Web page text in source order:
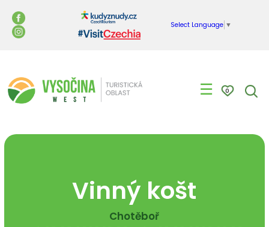
Select Language ▼
☰ 0
Vinný košt
Chotěboř